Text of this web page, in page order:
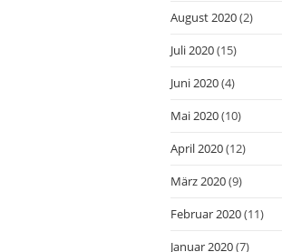
August 2020(2)
Juli 2020(15)
Juni 2020(4)
Mai 2020(10)
April 2020(12)
März 2020(9)
Februar 2020(11)
Januar 2020(7)